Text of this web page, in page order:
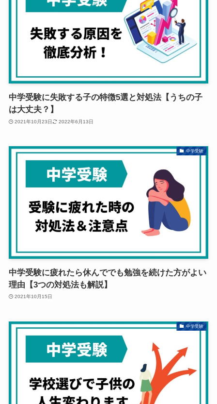
中学受験に失敗する子の特徴5選と対処法【うちの子
は大丈夫？】
2021年10月23日 2022年6月13日
中学受験
中学受験に疲れたら休んででも勉強を続けた方がよい
理由【3つの対処法も解説】
2021年10月15日
中学受験